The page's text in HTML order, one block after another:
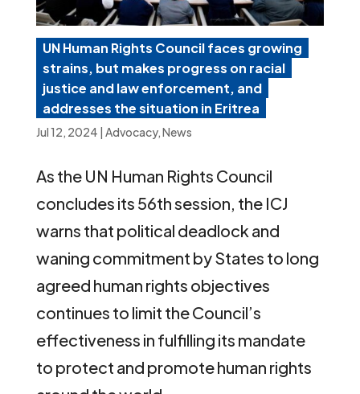
UN Human Rights Council faces growing
strains, but makes progress on racial
justice and law enforcement, and
addresses the situation in Eritrea
Jul 12, 2024 | Advocacy,News
As the UN Human Rights Council
concludes its 56th session, the ICJ
warns that political deadlock and
waning commitment by States to long
agreed human rights objectives
continues to limit the Council’s
effectiveness in fulfilling its mandate
to protect and promote human rights